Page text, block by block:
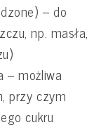
– do
np. masła,
– możliwa
przy czym
cukru